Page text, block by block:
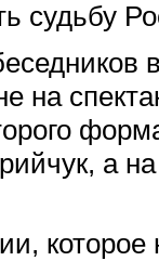
судьбу
на
а
которое